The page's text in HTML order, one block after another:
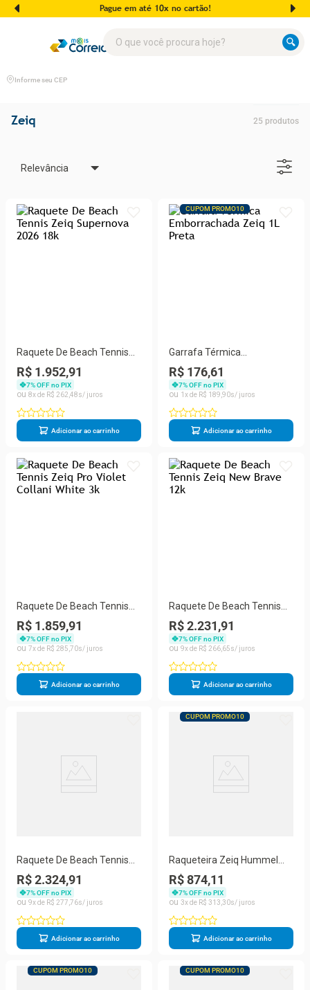
Pague em até 10x no cartão!
Informe seu CEP
Zeiq 25 produtos
Relevância
Raquete De Beach Tennis
Zeiq Supernova 2026 18k
R$ 1.952,91
7% OFF no PIX
8
R$ 262 48
Adicionar ao carrinho
CUPOM PROMO10
Garrafa Térmica
Emborrachada Zeiq 1L
Preta
R$ 176,61
7% OFF no PIX
1
R$ 189 90
Adicionar ao carrinho
Raquete De Beach Tennis
Zeiq Pro Violet Collani White
3k
R$ 1.859,91
7% OFF no PIX
7
R$ 285 70
Adicionar ao carrinho
Raquete De Beach Tennis
Zeiq New Brave 12k
R$ 2.231,91
7% OFF no PIX
9
R$ 266 65
Adicionar ao carrinho
Raquete De Beach Tennis
Zeiq Light - Leo Branco 3K
R$ 2.324,91
7% OFF no PIX
9
R$ 277 76
Adicionar ao carrinho
CUPOM PROMO10
Raqueteira Zeiq Hummel
Marinho e Dourada
R$ 874,11
7% OFF no PIX
3
R$ 313 30
Adicionar ao carrinho
CUPOM PROMO10 CUPOM PROMO10